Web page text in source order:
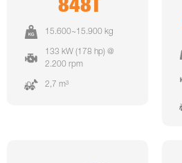
848T
15.600~15.900 kg
133 kW (178 hp) @
2.200 rpm
2,7 m³